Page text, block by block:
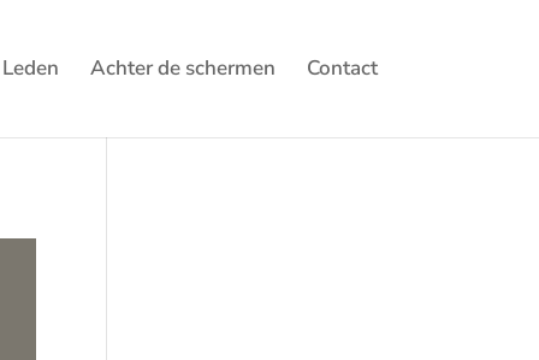
Leden Achter de schermen Contact